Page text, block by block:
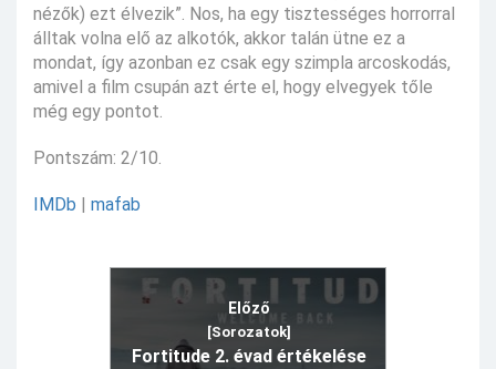
nézők) ezt élvezik”. Nos, ha egy tisztességes horrorral
álltak volna elő az alkotók, akkor talán ütne ez a
mondat, így azonban ez csak egy szimpla arcoskodás,
amivel a film csupán azt érte el, hogy elvegyek tőle
még egy pontot.
Pontszám: 2/10.
IMDb | mafab
Előző
[Sorozatok]
Fortitude 2. évad értékelése